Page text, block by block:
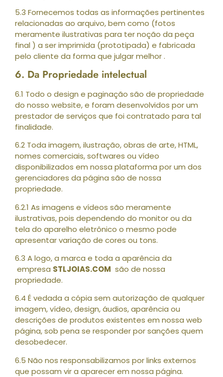
5.3 Fornecemos todas as informações pertinentes
relacionadas ao arquivo, bem como (fotos
meramente ilustrativas para ter noção da peça
final ) a ser imprimida (prototipada) e fabricada
pelo cliente da forma que julgar melhor .
6. Da Propriedade intelectual
6.1 Todo o design e paginação são de propriedade
do nosso website, e foram desenvolvidos por um
prestador de serviços que foi contratado para tal
finalidade.
6.2 Toda imagem, ilustração, obras de arte, HTML,
nomes comerciais, softwares ou vídeo
disponibilizados em nossa plataforma por um dos
gerenciadores da página são de nossa
propriedade.
6.2.1 As imagens e vídeos são meramente
ilustrativas, pois dependendo do monitor ou da
tela do aparelho eletrônico o mesmo pode
apresentar variação de cores ou tons.
6.3 A logo, a marca e toda a aparência da
empresa STLJOIAS.COM são de nossa
propriedade.
6.4 É vedada a cópia sem autorização de qualquer
imagem, vídeo, design, áudios, aparência ou
descrições de produtos existentes em nossa web
página, sob pena se responder por sanções quem
desobedecer.
6.5 Não nos responsabilizamos por links externos
que possam vir a aparecer em nossa página.